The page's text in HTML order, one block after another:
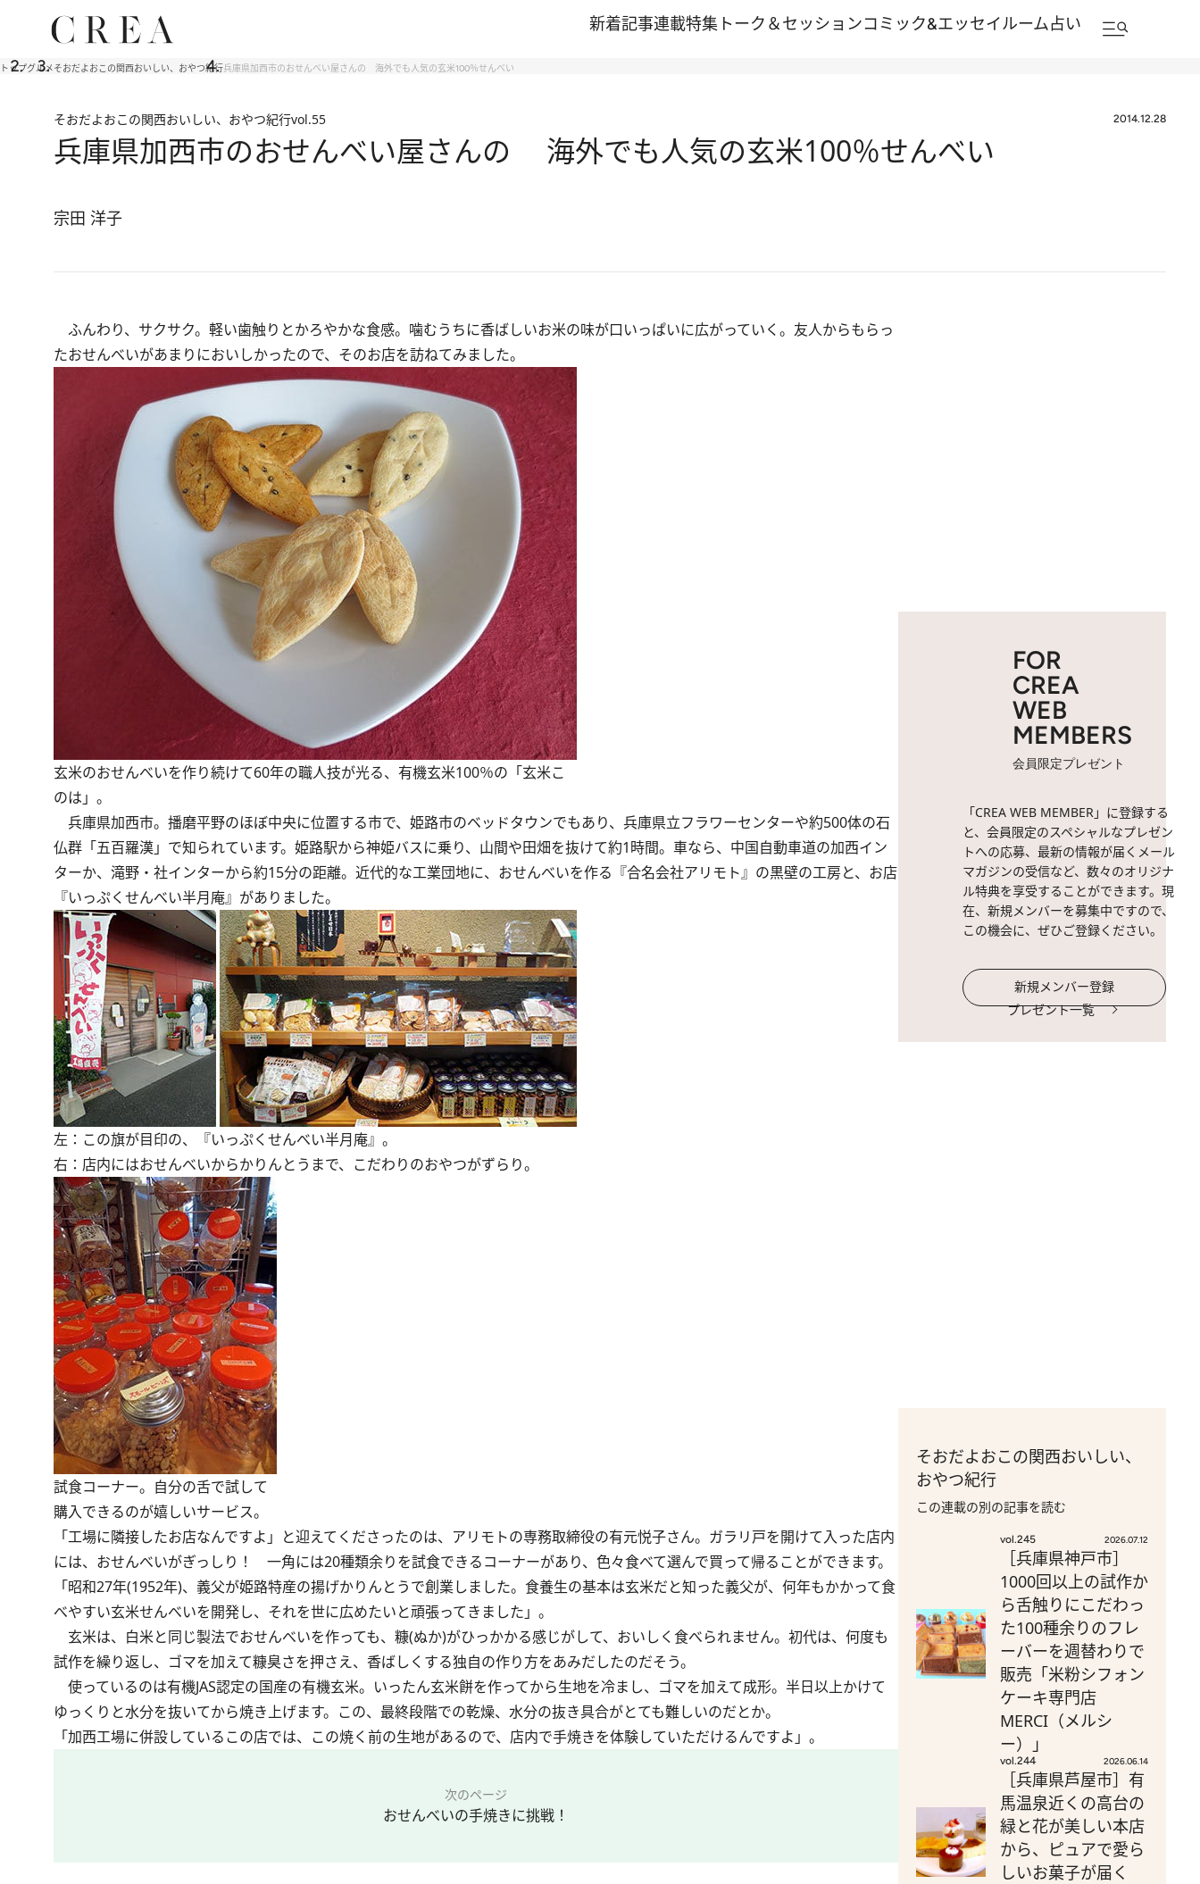
新着記事連載特集 トーク＆セッションコミック&エッセイルーム占い
トップグルメそおだよおこの関西おいしい、おやつ紀行兵庫県加西市のおせんべい屋さんの 海外でも人気の玄米100％せんべい
そおだよおこの関西おいしい、おやつ紀行vol.55 2014.12.28
兵庫県加西市のおせんべい屋さんの 海外でも人気の玄米100％せんべい
宗田 洋子
ふんわり、サクサク。軽い歯触りとかろやかな食感。噛むうちに香ばしいお米の味が口いっぱいに広がっていく。友人からもらっ
たおせんべいがあまりにおいしかったので、そのお店を訪ねてみました。
玄米のおせんべいを作り続けて60年の職人技が光る、有機玄米100％の「玄米こ
のは」。
兵庫県加西市。播磨平野のほぼ中央に位置する市で、姫路市のベッドタウンでもあり、兵庫県立フラワーセンターや約500体の石
仏群「五百羅漢」で知られています。姫路駅から神姫バスに乗り、山間や田畑を抜けて約1時間。車なら、中国自動車道の加西イン
ターか、滝野・社インターから約15分の距離。近代的な工業団地に、おせんべいを作る『合名会社アリモト』の黒壁の工房と、お店
『いっぷくせんべい半月庵』がありました。
左：この旗が目印の、『いっぷくせんべい半月庵』。
右：店内にはおせんべいからかりんとうまで、こだわりのおやつがずらり。
試食コーナー。自分の舌で試して
購入できるのが嬉しいサービス。
「工場に隣接したお店なんですよ」と迎えてくださったのは、アリモトの専務取締役の有元悦子さん。ガラリ戸を開けて入った店内
には、おせんべいがぎっしり！ 一角には20種類余りを試食できるコーナーがあり、色々食べて選んで買って帰ることができます。
「昭和27年(1952年)、義父が姫路特産の揚げかりんとうで創業しました。食養生の基本は玄米だと知った義父が、何年もかかって食
べやすい玄米せんべいを開発し、それを世に広めたいと頑張ってきました」。
玄米は、白米と同じ製法でおせんべいを作っても、糠(ぬか)がひっかかる感じがして、おいしく食べられません。初代は、何度も
試作を繰り返し、ゴマを加えて糠臭さを押さえ、香ばしくする独自の作り方をあみだしたのだそう。
使っているのは有機JAS認定の国産の有機玄米。いったん玄米餅を作ってから生地を冷まし、ゴマを加えて成形。半日以上かけて
ゆっくりと水分を抜いてから焼き上げます。この、最終段階での乾燥、水分の抜き具合がとても難しいのだとか。
「加西工場に併設しているこの店では、この焼く前の生地があるので、店内で手焼きを体験していただけるんですよ」。
次のページ
おせんべいの手焼きに挑戦！
FOR
CREA
WEB
MEMBERS
会員限定プレゼント
「CREA WEB MEMBER」に登録する
と、会員限定のスペシャルなプレゼン
トへの応募、最新の情報が届くメール
マガジンの受信など、数々のオリジナ
ル特典を享受することができます。現
在、新規メンバーを募集中ですので、
この機会に、ぜひご登録ください。
新規メンバー登録
プレゼント一覧
そおだよおこの関西おいしい、
おやつ紀行
この連載の別の記事を読む
vol.245 2026.07.12
［兵庫県神戸市］
1000回以上の試作か
ら舌触りにこだわっ
た100種余りのフレ
ーバーを週替わりで
販売「米粉シフォン
ケーキ専門店
MERCI（メルシ
ー）」
vol.244 2026.06.14
［兵庫県芦屋市］有
馬温泉近くの高台の
緑と花が美しい本店
から、ピュアで愛ら
しいお菓子が届く